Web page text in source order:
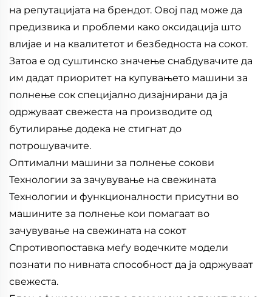
на репутацијата на брендот. Овој пад може да
предизвика и проблеми како оксидација што
влијае и на квалитетот и безбедноста на сокот.
Затоа е од суштинско значење снабдувачите да
им дадат приоритет на купувањето машини за
полнење сок специјално дизајнирани да ја
одржуваат свежеста на производите од
бутилирање додека не стигнат до
потрошувачите.
Оптимални машини за полнење сокови
Технологии за зачувување на свежината
Технологии и функционалности присутни во
машините за полнење кои помагаат во
зачувување на свежината на сокот
Спротивопоставка меѓу водечките модели
познати по нивната способност да ја одржуваат
свежеста.